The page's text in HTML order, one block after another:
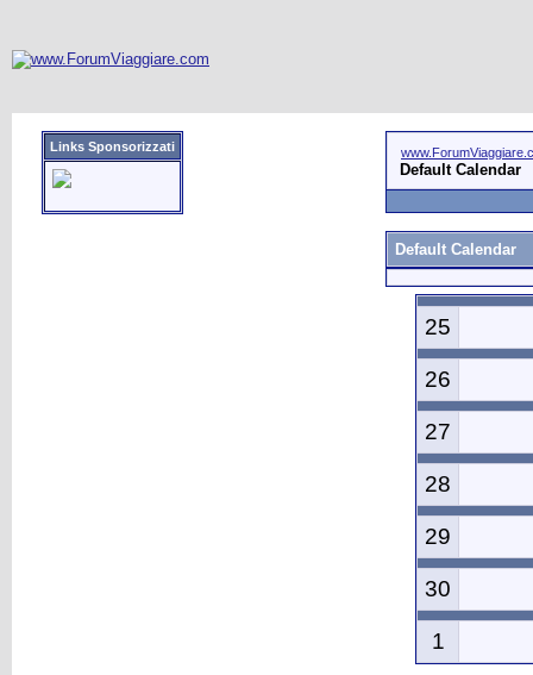
Links Sponsorizzati
Default Calendar
Default Calendar
25
26
27
28
29
30
1